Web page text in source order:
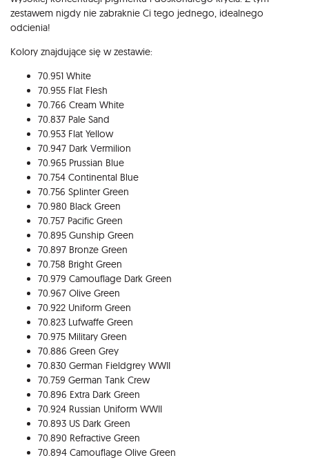
zestawem nigdy nie zabraknie Ci tego jednego, idealnego
odcienia!
Kolory znajdujące się w zestawie:
70.951 White
70.955 Flat Flesh
70.766 Cream White
70.837 Pale Sand
70.953 Flat Yellow
70.947 Dark Vermilion
70.965 Prussian Blue
70.754 Continental Blue
70.756 Splinter Green
70.980 Black Green
70.757 Pacific Green
70.895 Gunship Green
70.897 Bronze Green
70.758 Bright Green
70.979 Camouflage Dark Green
70.967 Olive Green
70.922 Uniform Green
70.823 Lufwaffe Green
70.975 Military Green
70.886 Green Grey
70.830 German Fieldgrey WWII
70.759 German Tank Crew
70.896 Extra Dark Green
70.924 Russian Uniform WWII
70.893 US Dark Green
70.890 Refractive Green
70.894 Camouflage Olive Green